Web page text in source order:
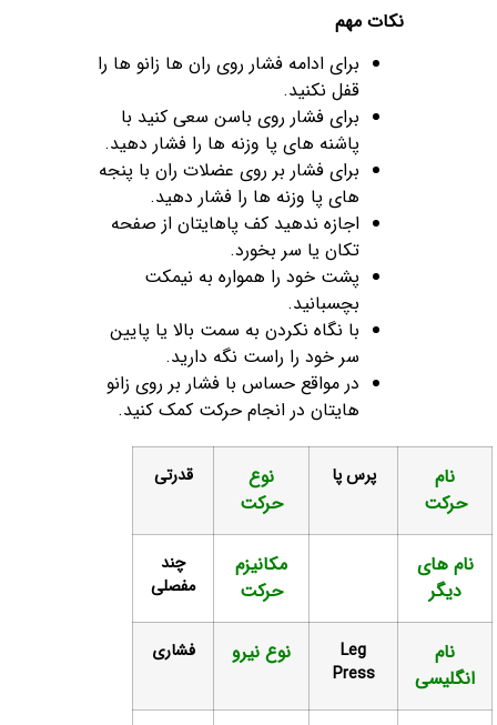
نکات مهم
برای ادامه فشار روی ران ها زانو ها را
قفل نکنید.
برای فشار روی باسن سعی کنید با
پاشنه های پا وزنه ها را فشار دهید.
برای فشار بر روی عضلات ران با پنجه
های پا وزنه ها را فشار دهید.
اجازه ندهید کف پاهایتان از صفحه
تکان یا سر بخورد.
پشت خود را همواره به نیمکت
بچسبانید.
با نگاه نکردن به سمت بالا یا پایین
سر خود را راست نگه دارید.
در مواقع حساس با فشار بر روی زانو
هایتان در انجام حرکت کمک کنید.
پرس پا
حرکت
قدرتی
های
مکانیزم
حرکت
مفصلی
Press
نوع نیرو فشاری